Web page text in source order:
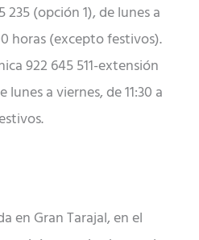
(opción 1), de lunes a
horas (excepto festivos).
922 645 511-extensión
a viernes, de 11:30 a
en Gran Tarajal, en el